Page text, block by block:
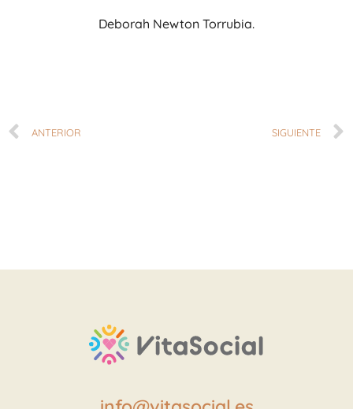
Deborah Newton Torrubia.
ANTERIOR SIGUIENTE